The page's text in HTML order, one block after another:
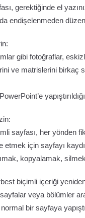
gerektiğinde el
endişelenmeden
gibi fotoğraflar,
ve matrislerini birkaç
sayfası, her yönden
için sayfayı
kopyalamak,
biçimli içeriği
veya bölümler
bir sayfaya